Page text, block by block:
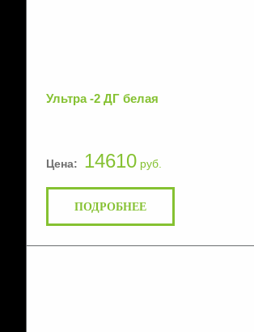
Ультра -2 ДГ белая
Цена: 14610руб.
ПОДРОБНЕЕ